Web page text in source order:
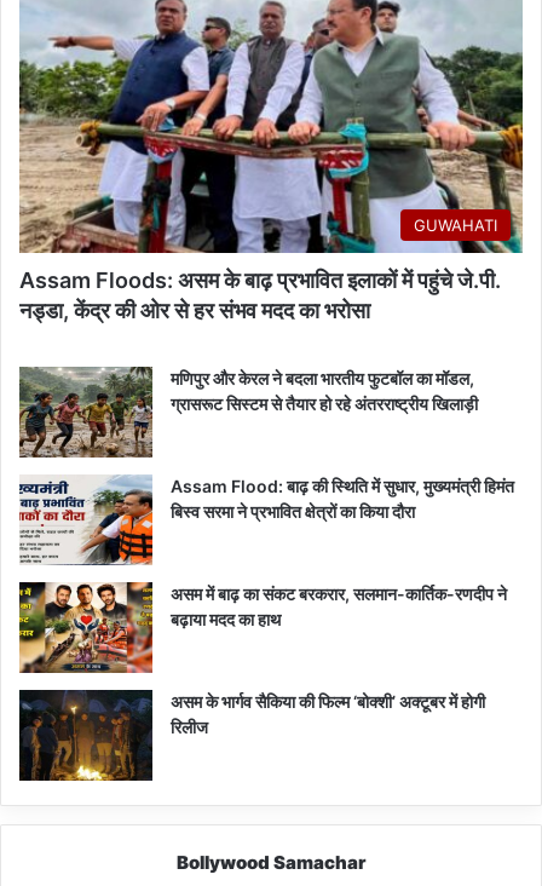
GUWAHATI
Assam Floods: असम के बाढ़ प्रभावित इलाकों में पहुंचे जे.पी.
नड्डा, केंद्र की ओर से हर संभव मदद का भरोसा
मणिपुर और केरल ने बदला भारतीय फुटबॉल का मॉडल,
ग्रासरूट सिस्टम से तैयार हो रहे अंतरराष्ट्रीय खिलाड़ी
Assam Flood: बाढ़ की स्थिति में सुधार, मुख्यमंत्री हिमंत
बिस्व सरमा ने प्रभावित क्षेत्रों का किया दौरा
असम में बाढ़ का संकट बरकरार, सलमान-कार्तिक-रणदीप ने
बढ़ाया मदद का हाथ
असम के भार्गव सैकिया की फिल्म ‘बोक्शी’ अक्टूबर में होगी
रिलीज
Bollywood Samachar